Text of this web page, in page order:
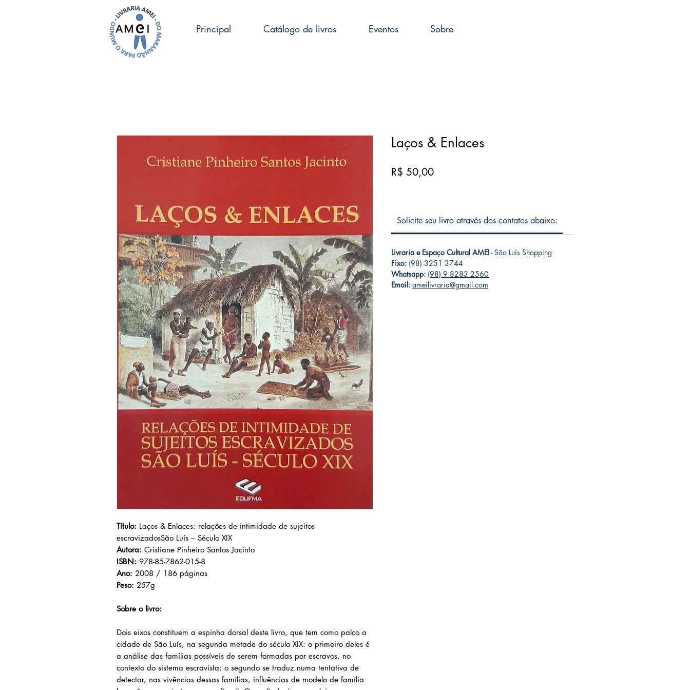
Principal Catálogo de livros Eventos Sobre
Título: Laços & Enlaces: relações de intimidade de sujeitos
escravizadosSão Luís – Século XIX
Autora: Cristiane Pinheiro Santos Jacinto
ISBN: 978-85-7862-015-8
Ano: 2008 / 186 páginas
Peso: 257g
Sobre o livro:
Dois eixos constituem a espinha dorsal deste livro, que tem como palco a
cidade de São Luís, na segunda metade do século XIX: o primeiro deles é
a análise das famílias possíveis de serem formadas por escravos, no
contexto do sistema escravista; o segundo se traduz numa tentativa de
detectar, nas vivências dessas famílias, influências de modelo de família
Laços & Enlaces
R$ 50,00Preço
Solicite seu livro através dos contatos abaixo:
Livraria e Espaço Cultural AMEI- São Luís Shopping
Fixo: (98) 3251 3744
Whatsapp: (98) 9 8283 2560
Email: ameilivraria@gmail.com